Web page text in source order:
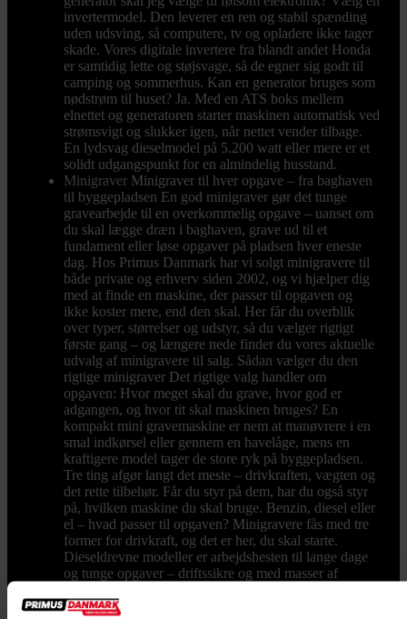
invertermodel. Den leverer en ren og stabil spænding
uden udsving, så computere, tv og opladere ikke tager
skade. Vores digitale invertere fra blandt andet Honda
er samtidig lette og støjsvage, så de egner sig godt til
camping og sommerhus. Kan en generator bruges som
nødstrøm til huset? Ja. Med en ATS boks mellem
elnettet og generatoren starter maskinen automatisk ved
strømsvigt og slukker igen, når nettet vender tilbage.
En lydsvag dieselmodel på 5.200 watt eller mere er et
solidt udgangspunkt for en almindelig husstand.
Minigraver Minigraver til hver opgave – fra baghaven
til byggepladsen En god minigraver gør det tunge
gravearbejde til en overkommelig opgave – uanset om
du skal lægge dræn i baghaven, grave ud til et
fundament eller løse opgaver på pladsen hver eneste
dag. Hos Primus Danmark har vi solgt minigravere til
både private og erhverv siden 2002, og vi hjælper dig
med at finde en maskine, der passer til opgaven og
ikke koster mere, end den skal. Her får du overblik
over typer, størrelser og udstyr, så du vælger rigtigt
første gang – og længere nede finder du vores aktuelle
udvalg af minigravere til salg. Sådan vælger du den
rigtige minigraver Det rigtige valg handler om
opgaven: Hvor meget skal du grave, hvor god er
adgangen, og hvor tit skal maskinen bruges? En
kompakt mini gravemaskine er nem at manøvrere i en
smal indkørsel eller gennem en havelåge, mens en
kraftigere model tager de store ryk på byggepladsen.
Tre ting afgør langt det meste – drivkraften, vægten og
det rette tilbehør. Får du styr på dem, har du også styr
på, hvilken maskine du skal bruge. Benzin, diesel eller
el – hvad passer til opgaven? Minigravere fås med tre
former for drivkraft, og det er her, du skal starte.
Dieseldrevne modeller er arbejdshesten til lange dage
og tunge opgaver – driftssikre og med masser af
bruges indendørs, i kældre eller i støjfølsomme